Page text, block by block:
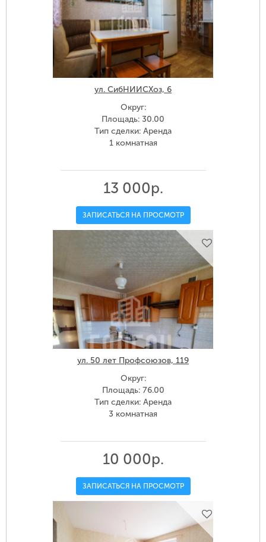
ул. СибНИИСХоз, 6
Округ:
Площадь: 30.00
Тип сделки: Аренда
1 комнатная
13 000р.
ЗАПИСАТЬСЯ НА ПРОСМОТР
ул. 50 лет Профсоюзов, 119
Округ:
Площадь: 76.00
Тип сделки: Аренда
3 комнатная
10 000р.
ЗАПИСАТЬСЯ НА ПРОСМОТР